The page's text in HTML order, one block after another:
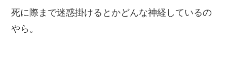
死に際まで迷惑掛けるとかどんな神経しているの
やら。